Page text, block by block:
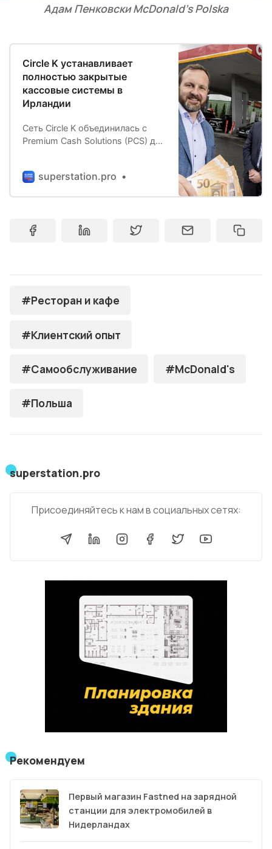
Адам Пенковски McDonald's Polska
Circle K устанавливает
полностью закрытые
кассовые системы в
Ирландии
Сеть Circle K объединилась с
Premium Cash Solutions (PCS) для
Ирландии. SafePay является
безопасности, где персонал
superstation.pro
#Ресторан и кафе
#Клиентский опыт
#Самообслуживание #McDonald's
#Польша
superstation.pro
Присоединяйтесь к нам в социальных сетях:
Рекомендуем
Первый магазин Fastned на зарядной
станции для электромобилей в
Нидерландах